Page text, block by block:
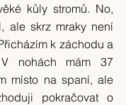
kůly stromů. No,
ale skrz mraky není
k záchodu a
nohách mám 37
místo na spaní, ale
pokračovat o